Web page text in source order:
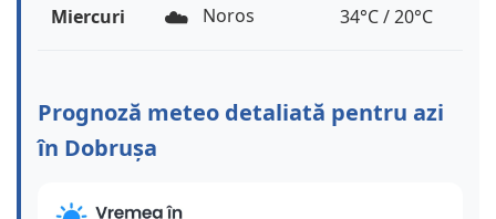
Miercuri ☁️ Noros 34°C / 20°C
Prognoză meteo detaliată pentru azi
în Dobrușa